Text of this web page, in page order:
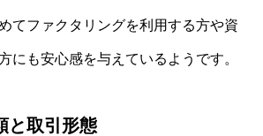
てファクタリングを利用する方や資
にも安心感を与えているようです。
と取引形態